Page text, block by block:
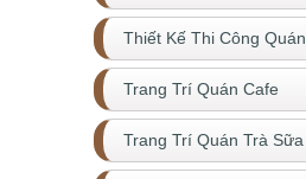
Thiết Kế Thi Công Quán
Trang Trí Quán Cafe
Trang Trí Quán Trà Sữa